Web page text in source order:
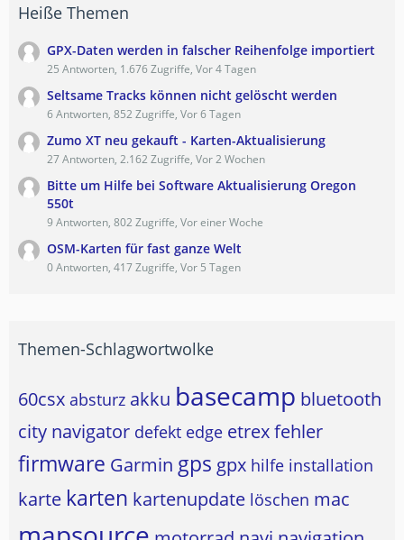
Heiße Themen
GPX-Daten werden in falscher Reihenfolge importiert
25 Antworten, 1.676 Zugriffe, Vor 4 Tagen
Seltsame Tracks können nicht gelöscht werden
6 Antworten, 852 Zugriffe, Vor 6 Tagen
Zumo XT neu gekauft - Karten-Aktualisierung
27 Antworten, 2.162 Zugriffe, Vor 2 Wochen
Bitte um Hilfe bei Software Aktualisierung Oregon
550t
9 Antworten, 802 Zugriffe, Vor einer Woche
OSM-Karten für fast ganze Welt
0 Antworten, 417 Zugriffe, Vor 5 Tagen
Themen-Schlagwortwolke
60csx absturz akku basecamp bluetooth
city navigator defekt edge etrexfehler
firmware Garmin gps gpx hilfe installation
karte karten kartenupdate löschen mac